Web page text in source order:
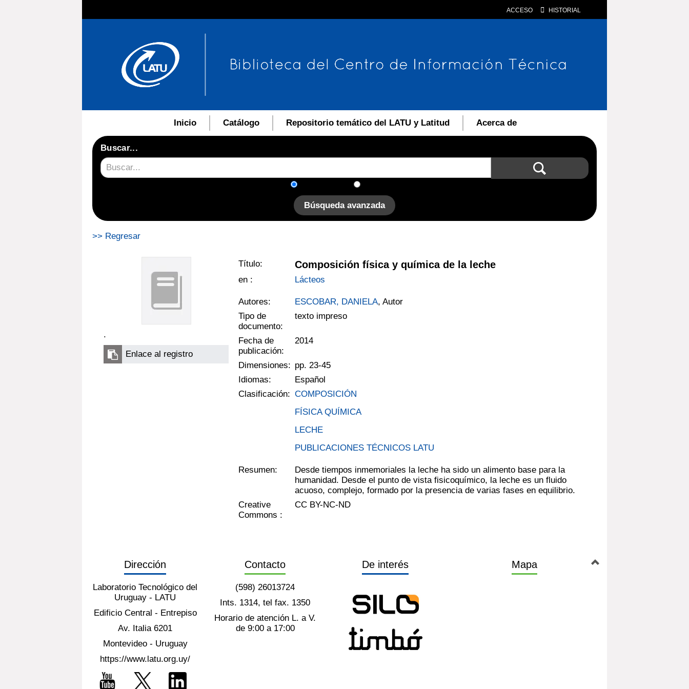
ACCESO HISTORIAL
Inicio Catálogo Repositorio temático del LATU y Latitud Acerca de
Buscar...
Búsqueda avanzada
>> Regresar
.
Enlace al registro
Título: Composición física y química de la leche
en : Lácteos
Autores: ESCOBAR, DANIELA, Autor
Tipo de
documento:
texto impreso
Fecha de
publicación:
2014
Dimensiones: pp. 23-45
Idiomas:
Español
Clasificación: COMPOSICIÓN
FÍSICA QUÍMICA
LECHE
PUBLICACIONES TÉCNICOS LATU
Resumen:
Desde tiempos inmemoriales la leche ha sido un alimento base para la
humanidad. Desde el punto de vista fisicoquímico, la leche es un fluido
acuoso, complejo, formado por la presencia de varias fases en equilibrio.
Creative
Commons :
CC BY-NC-ND
Dirección
Laboratorio Tecnológico del
Uruguay - LATU
Edificio Central - Entrepiso
Av. Italia 6201
Montevideo - Uruguay
https://www.latu.org.uy/
Contacto
(598) 26013724
Ints. 1314, tel fax. 1350
Horario de atención L. a V.
de 9:00 a 17:00
De interés Mapa